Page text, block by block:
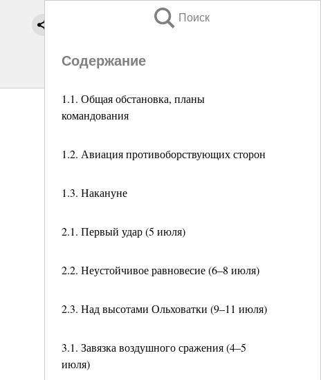
Поиск
Содержание
1.1. Общая обстановка, планы
командования
1.2. Авиация противоборствующих сторон
1.3. Накануне
2.1. Первый удар (5 июля)
2.2. Неустойчивое равновесие (6–8 июля)
2.3. Над высотами Ольховатки (9–11 июля)
3.1. Завязка воздушного сражения (4–5
июля)